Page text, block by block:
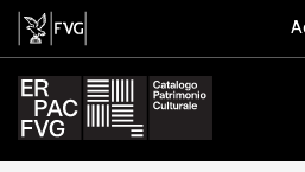
tavoletta da